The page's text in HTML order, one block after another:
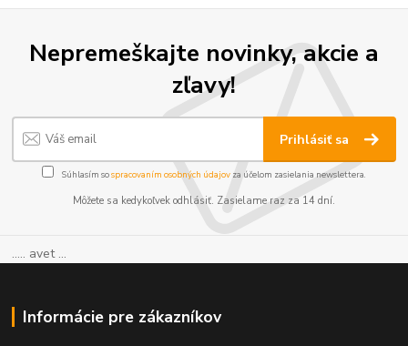
Nepremeškajte novinky, akcie a
zľavy!
Prihlásiť sa
Súhlasím sospracovaním osobných údajov za účelom zasielania newslettera.
Môžete sa kedykoľvek odhlásiť. Zasielame raz za 14 dní.
..... avet ...
Informácie pre zákazníkov